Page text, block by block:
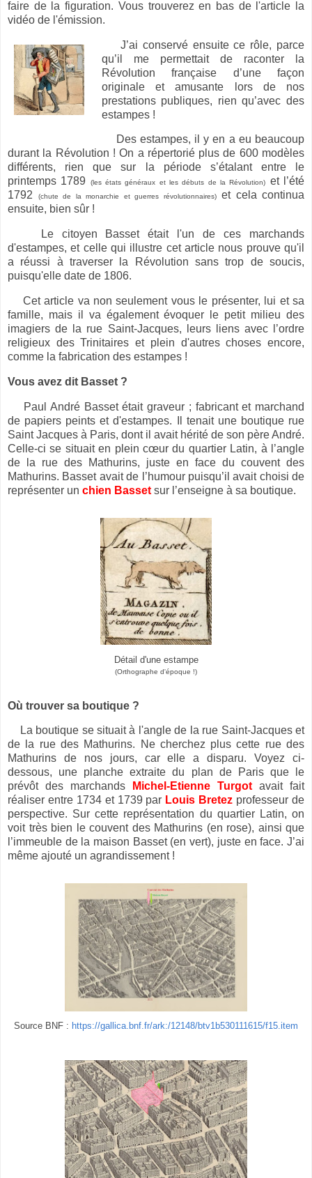
faire de la figuration. Vous trouverez en bas de l'article la
vidéo de l'émission.
J’ai conservé ensuite ce rôle, parce
qu’il me permettait de raconter la
Révolution française d’une façon
originale et amusante lors de nos
prestations publiques, rien qu’avec des
estampes !
Des estampes, il y en a eu beaucoup
durant la Révolution ! On a répertorié plus de 600 modèles
différents, rien que sur la période s’étalant entre le
printemps 1789
(les états généraux et les débuts de la Révolution)
et l’été
1792
(chute de la monarchie et guerres révolutionnaires)et cela continua
ensuite, bien sûr !
Le citoyen Basset était l'un de ces marchands
d'estampes, et celle qui illustre cet article nous prouve qu'il
a réussi à traverser la Révolution sans trop de soucis,
puisqu'elle date de 1806.
Cet article va non seulement vous le présenter, lui et sa
famille, mais il va également évoquer le petit milieu des
imagiers de la rue Saint-Jacques, leurs liens avec l’ordre
religieux des Trinitaires et plein d'autres choses encore,
comme la fabrication des estampes !
Vous avez dit Basset ?
Paul André Basset était graveur ; fabricant et marchand
de papiers peints et d'estampes. Il tenait une boutique rue
Saint Jacques à Paris, dont il avait hérité de son père André.
Celle-ci se situait en plein cœur du quartier Latin, à l’angle
de la rue des Mathurins, juste en face du couvent des
Mathurins. Basset avait de l’humour puisqu’il avait choisi de
représenter un chien Basset sur l’enseigne à sa boutique.
Détail d'une estampe
(Orthographe d'époque !)
Où trouver sa boutique ?
La boutique se situait à l'angle de la rue Saint-Jacques et
de la rue des Mathurins. Ne cherchez plus cette rue des
Mathurins de nos jours, car elle a disparu.Voyez ci-
dessous, une planche extraite du plan de Paris que le
prévôt des marchands
Michel-Etienne Turgot avait fait
réaliser entre 1734 et 1739 par Louis Bretez professeur de
perspective. Sur cette représentation du quartier Latin, on
voit très bien le couvent des Mathurins (en rose), ainsi que
l’immeuble de la maison Basset (en vert), juste en face. J’ai
même ajouté un agrandissement !
Source BNF : https://gallica.bnf.fr/ark:/12148/btv1b530111615/f15.item